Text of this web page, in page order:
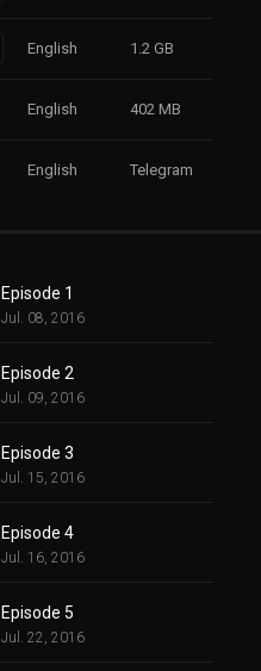
English 1.2 GB
English 402 MB
English Telegram
Episode 1
Jul. 08, 2016
Episode 2
Jul. 09, 2016
Episode 3
Jul. 15, 2016
Episode 4
Jul. 16, 2016
Episode 5
Jul. 22, 2016